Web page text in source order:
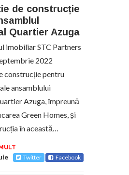
de construcție
Quartier Azuga
imobiliar STC Partners
2022
construcție pentru
ansamblului
Azuga, împreună
Green Homes, și
în această…
Twitter Facebook